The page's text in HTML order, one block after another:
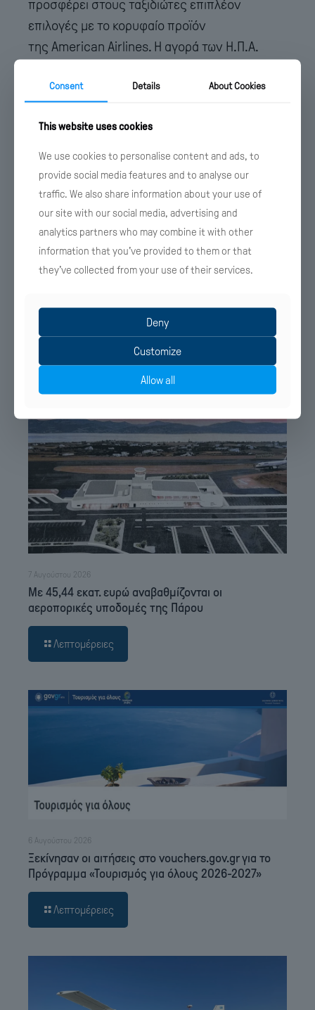
προσφέρει στους ταξιδιώτες επιπλέον
επιλογές με το κορυφαίο προϊόν
της American Airlines. Η αγορά των Η.Π.Α.
ανάπτυξη στην Αθήνα, παραμένοντας
σημαντικών και δημοφιλών αγορών μας. Θα
θέλαμε να ευχηθούμε στον αεροπορικό
συνεργάτη μας μια εξαιρετικά επιτυχημένη
θερινή σεζόν και να επιβεβαιώσουμε την
ακλόνητη δέσμευσή μας για την υποστήριξη
των αναπτυξιακών σχεδίων της American
Airlines από και προς την Αθήνα».
7 Αυγούστου 2026
Με 45,44 εκατ. ευρώ αναβαθμίζονται οι
αεροπορικές υποδομές της Πάρου
Λεπτομέρειες
6 Αυγούστου 2026
Ξεκίνησαν οι αιτήσεις στο vouchers.gov.gr για το
Πρόγραμμα «Τουρισμός για όλους 2026-2027»
Λεπτομέρειες
Consent Details About Cookies
This website uses cookies
We use cookies to personalise content and ads, to
provide social media features and to analyse our
traffic. We also share information about your use of
our site with our social media, advertising and
analytics partners who may combine it with other
information that you’ve provided to them or that
they’ve collected from your use of their services.
Deny
Customize
Allow all